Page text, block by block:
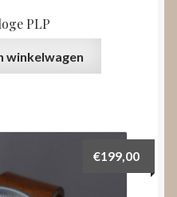
PLP
winkelwagen
€199,00